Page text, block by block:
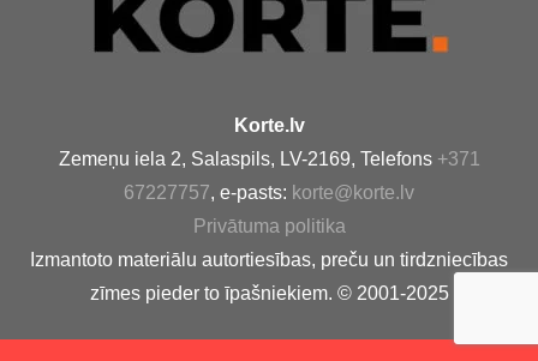
Korte.lv
Zemeņu iela 2, Salaspils, LV-2169, Telefons +371
67227757, e-pasts: korte@korte.lv
Privātuma politika
Izmantoto materiālu autortiesības, preču un tirdzniecības
zīmes pieder to īpašniekiem. © 2001-2025